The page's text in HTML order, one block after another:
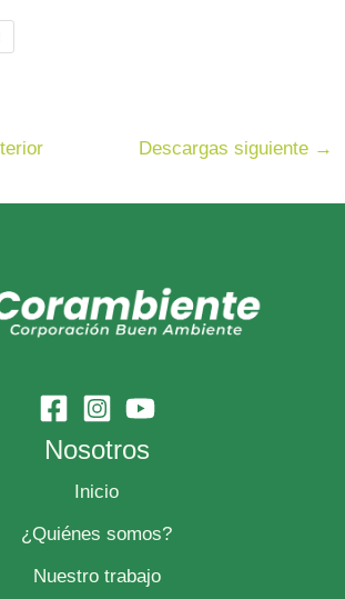
Descargas siguiente →
Nosotros
Inicio
¿Quiénes somos?
Nuestro trabajo